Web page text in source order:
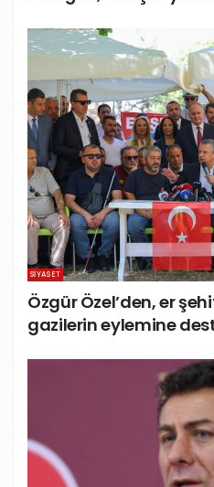
SIYASET
Özgür Özel’den, er
gazilerin eylemine